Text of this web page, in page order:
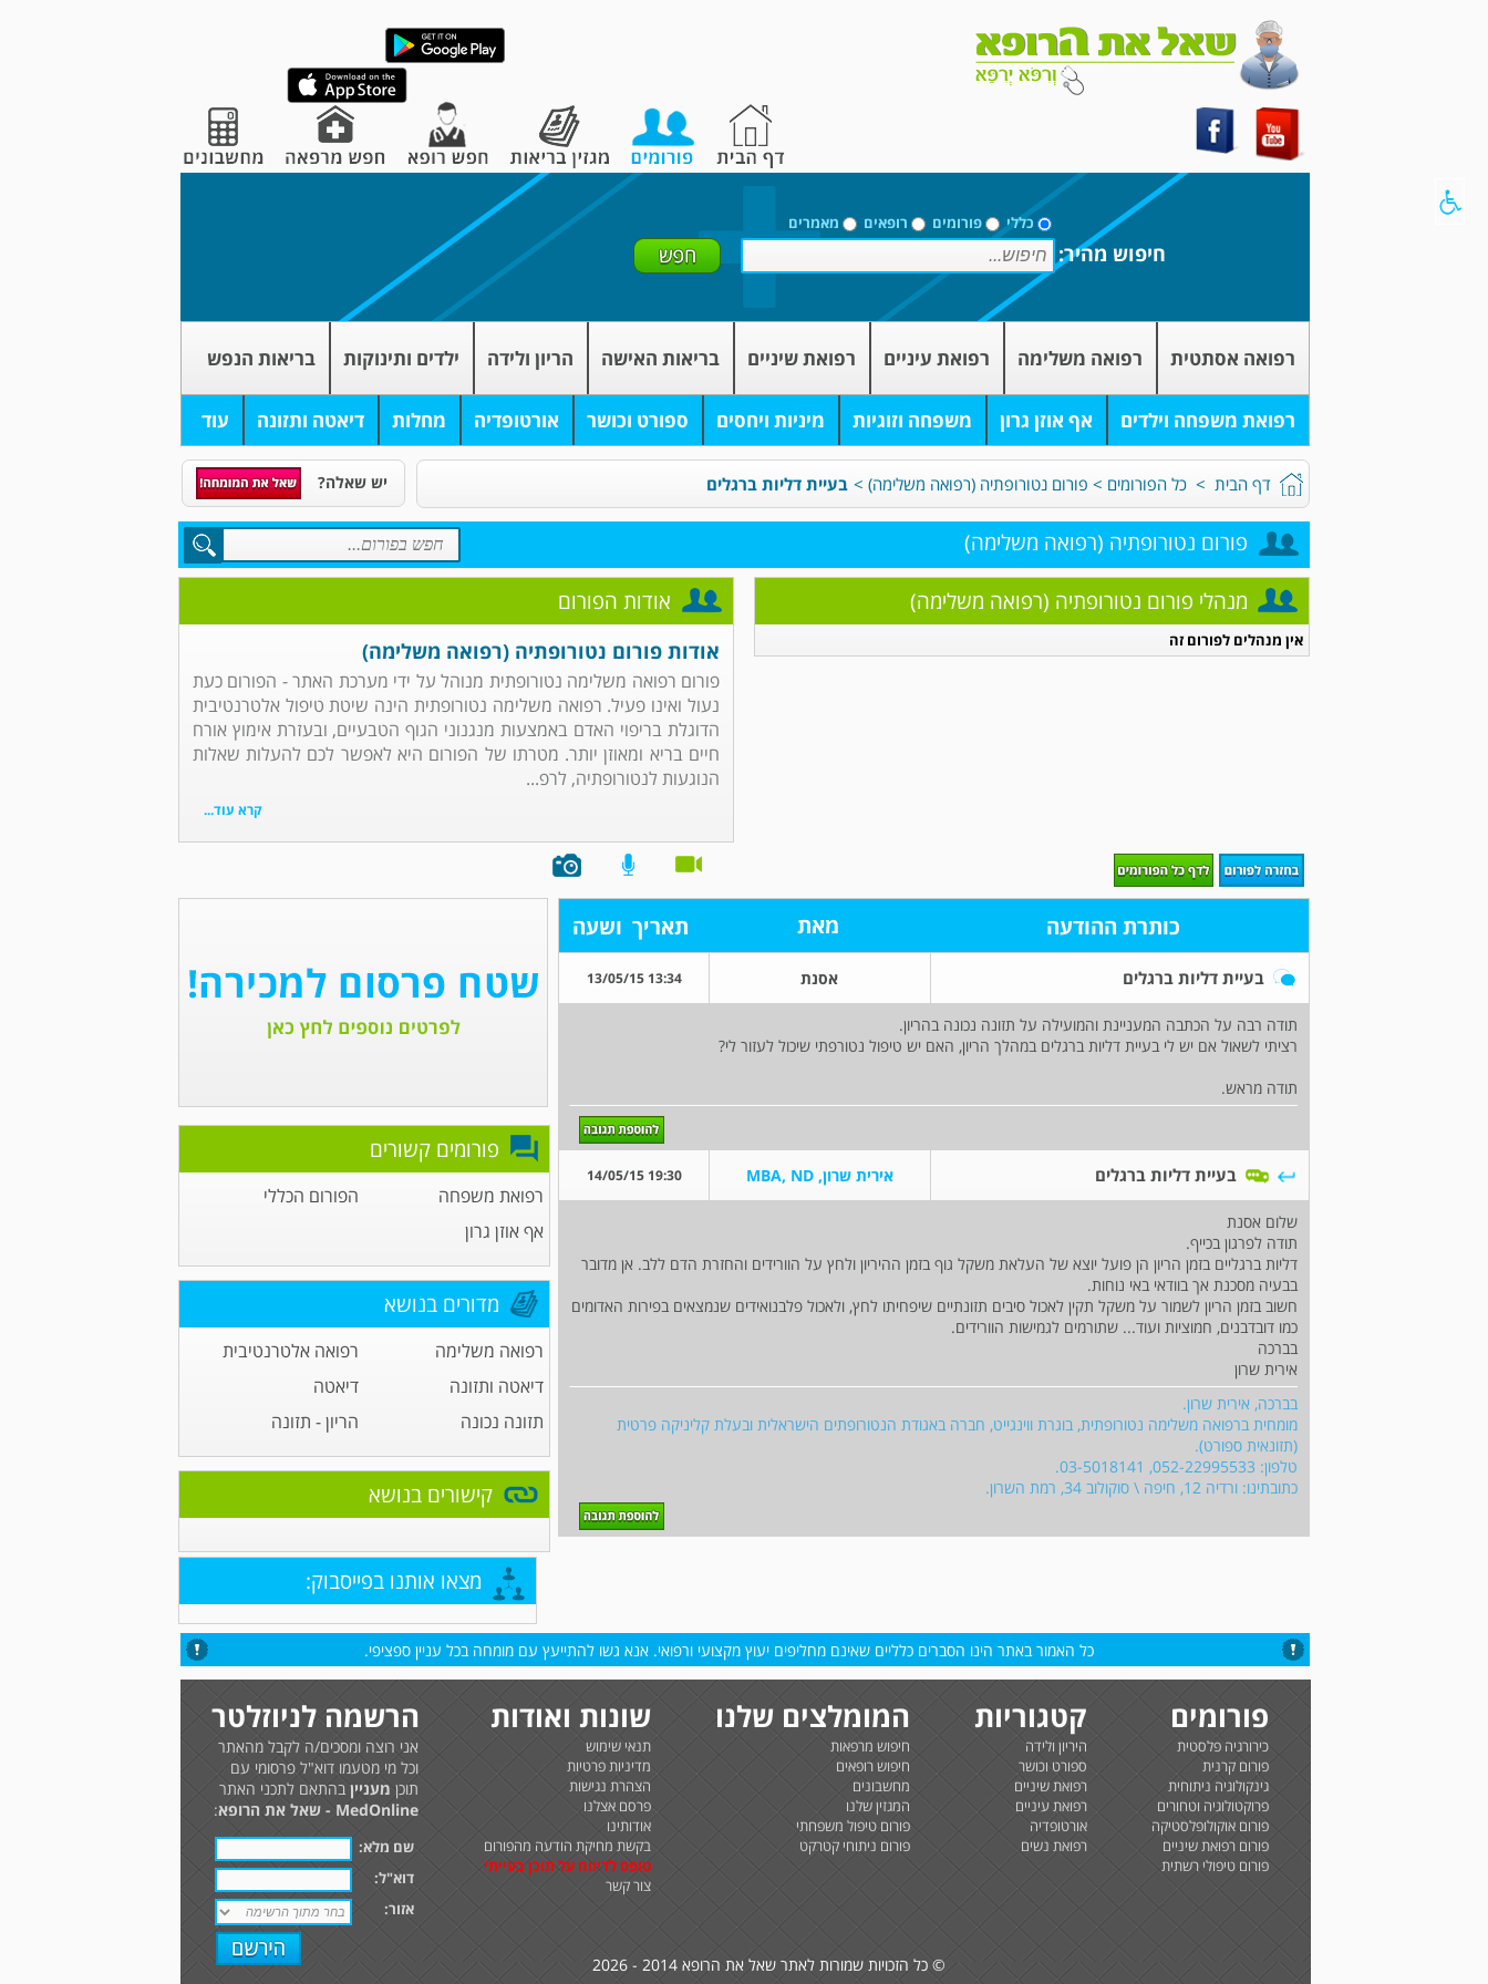
כללי פורומים רופאים מאמרים
חיפוש מהיר:
רפואה אסתטית רפואה משלימה רפואת עיניים רפואת שיניים בריאות האישה הריון ולידה ילדים ותינוקות בריאות הנפש
רפואת משפחה וילדים אף אוזן גרון משפחה וזוגיות מיניות ויחסים ספורט וכושר אורטופדיה מחלות דיאטה ותזונה עוד
דף הבית > כל הפורומים > פורום נטורופתיה (רפואה משלימה) > בעיית דליות ברגלים יש שאלה?
פורום נטורופתיה (רפואה משלימה)
אודות הפורום
אודות פורום נטורופתיה (רפואה משלימה)
פורום רפואה משלימה נטורופתית מנוהל על ידי מערכת האתר - הפורום כעת
נעול ואינו פעיל. רפואה משלימה נטורופתית הינה שיטת טיפול אלטרנטיבית
הדוגלת בריפוי האדם באמצעות מנגנוני הגוף הטבעיים, ובעזרת אימוץ אורח
חיים בריא ומאוזן יותר. מטרתו של הפורום היא לאפשר לכם להעלות שאלות
הנוגעות לנטורופתיה, לרפ...
קרא עוד...
מנהלי פורום נטורופתיה (רפואה משלימה)
אין מנהלים לפורום זה
כותרת ההודעה מאת תאריך ושעה
בעיית דליות ברגלים אסנת 13:34 13/05/15
תודה רבה על הכתבה המעניינת והמועילה על תזונה נכונה בהריון.
רציתי לשאול אם יש לי בעיית דליות ברגלים במהלך הריון, האם יש טיפול נטורפתי שיכול לעזור לי?
תודה מראש.
בעיית דליות ברגלים אירית שרון, MBA, ND 19:30 14/05/15
שלום אסנת
תודה לפרגון בכייף.
דליות ברגליים בזמן הריון הן פועל יוצא של העלאת משקל גוף בזמן ההיריון ולחץ על הוורידים והחזרת הדם ללב. אן מדובר
בבעיה מסכנת אך בוודאי באי נוחות.
חשוב בזמן הריון לשמור על משקל תקין לאכול סיבים תזונתיים שיפחיתו לחץ, ולאכול פלבנואידים שנמצאים בפירות האדומים
כמו דובדבנים, חמוציות ועוד... שתורמים לגמישות הוורידים.
בברכה
אירית שרון
בברכה, אירית שרון.
מומחית ברפואה משלימה נטורופתית, בוגרת ווינגייט, חברה באגודת הנטורופתים הישראלית ובעלת קליניקה פרטית
(תזונאית ספורט).
טלפון: 052-22995533, 03-5018141.
כתובתינו: ורדיה 12, חיפה \ סוקולוב 34, רמת השרון.
פורומים קשורים
רפואת משפחה
הפורום הכללי
אף אוזן גרון
מדורים בנושא
רפואה משלימה
רפואה אלטרנטיבית
דיאטה ותזונה
דיאטה
תזונה נכונה
הריון - תזונה
קישורים בנושא
מצאו אותנו בפייסבוק:
כל האמור באתר הינו הסברים כלליים שאינם מחליפים יעוץ מקצועי ורפואי. אנא גשו להתייעץ עם מומחה בכל עניין ספציפי.
פורומים
כירורגיה פלסטית
פורום קרנית
גינקולוגיה ניתוחית
פרוקטולוגיה וטחורים
פורום אוקולופלסטיקה
פורום רפואת שיניים
פורום טיפולי רשתית
קטגוריות
היריון ולידה
ספורט וכושר
רפואת שיניים
רפואת עיניים
אורטופדיה
רפואת נשים
המומלצים שלנו
חיפוש מרפאות
חיפוש רופאים
מחשבונים
המגזין שלנו
פורום טיפול משפחתי
פורום ניתוחי קטרקט
שונות ואודות
תנאי שימוש
מדיניות פרטיות
הצהרת נגישות
פרסם אצלנו
אודותינו
בקשת מחיקת הודעה מהפורום
טופס לדיווח על תוכן בעייתי
צור קשר
הרשמה לניוזלטר
אני רוצה ומסכים/ה לקבל מהאתר
וכל מי מטעמו דוא"ל פרסומי עם
תוכן מענייןבהתאם לתכני האתר
MedOnline - שאל את הרופא
:
שם מלא:
דוא"ל:
אזור:
© כל הזכויות שמורות לאתר שאל את הרופא 2014 - 2026